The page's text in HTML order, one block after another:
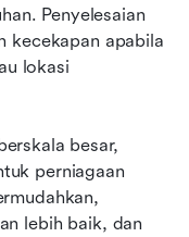
Penyelesaian
kecekapan apabila
lokasi
besar,
perniagaan
lebih baik, dan